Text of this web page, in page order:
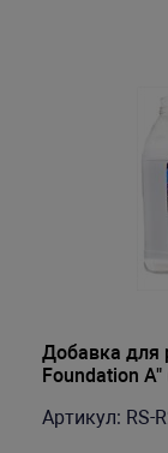
Добавка для
Foundation
Артикул: RS-